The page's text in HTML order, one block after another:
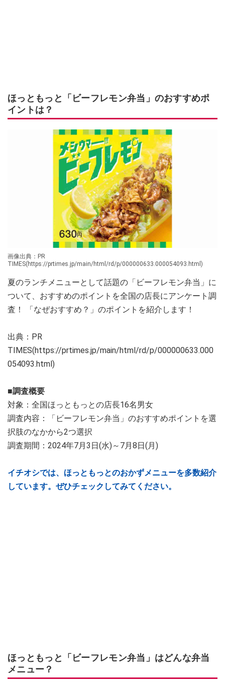
ほっともっと「ビーフレモン弁当」のおすすめポ
イントは？
画像出典：PR
TIMES(https://prtimes.jp/main/html/rd/p/000000633.000054093.html)
夏のランチメニューとして話題の「ビーフレモン弁当」に
ついて、おすすめのポイントを全国の店長にアンケート調
査！ 「なぜおすすめ？」のポイントを紹介します！
出典：PR
TIMES(https://prtimes.jp/main/html/rd/p/000000633.000
054093.html)
■調査概要
対象：全国ほっともっとの店長16名男女
調査内容：「ビーフレモン弁当」のおすすめポイントを選
択肢のなかから2つ選択
調査期間：2024年7月3日(水)～7月8日(月)
イチオシでは、ほっともっとのおかずメニューを多数紹介
しています。ぜひチェックしてみてください。
ほっともっと「ビーフレモン弁当」はどんな弁当
メニュー？